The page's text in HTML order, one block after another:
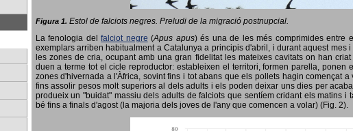
Figura 1. Estol de falciots negres. Preludi de la migració postnupcial.
La fenologia delfalciot negre (Apus apus) és una de les més comprimides entre
exemplars arriben habitualment a Catalunya a principis d'abril, i durant aquest
les zones de cria, ocupant amb una gran fidelitat les mateixes cavitats on han
duen a terme tot el cicle reproductor: estableixen el territori, formen parella,
zones d'hivernada a l'Àfrica, sovint fins i tot abans que els pollets hagin començat
fins assolir pesos molt superiors al dels adults i els poden deixar uns dies per
produeix un "buidat" massiu dels adults de falciots que sentíem cridant els matins i
bé fins a finals d'agost (la majoria dels joves de l'any que comencen a volar) (Fig. 2).